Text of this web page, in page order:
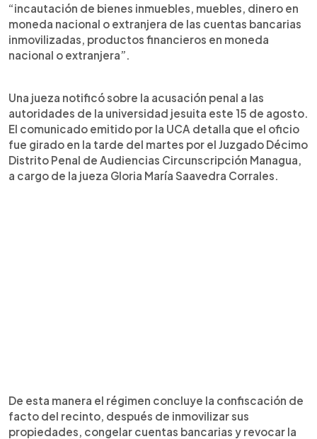
“incautación de bienes inmuebles, muebles, dinero en
moneda nacional o extranjera de las cuentas bancarias
inmovilizadas, productos financieros en moneda
nacional o extranjera”.
Una jueza notificó sobre la acusación penal a las
autoridades de la universidad jesuita este 15 de agosto.
El comunicado emitido por la UCA detalla que el oficio
fue girado en la tarde del martes por el Juzgado Décimo
Distrito Penal de Audiencias Circunscripción Managua,
a cargo de la jueza Gloria María Saavedra Corrales.
De esta manera el régimen concluye la confiscación de
facto del recinto, después de inmovilizar sus
propiedades, congelar cuentas bancarias y revocar la